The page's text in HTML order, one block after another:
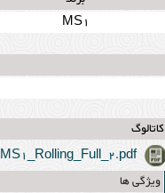
MS1
کاتالوگ
MS1_Rolling_Full_2.pdf
ویژگی ها